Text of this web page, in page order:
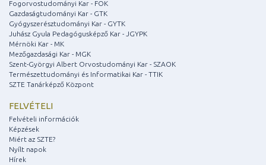
Fogorvostudományi Kar - FOK
Gazdaságtudományi Kar - GTK
Gyógyszerésztudományi Kar - GYTK
Juhász Gyula Pedagógusképző Kar - JGYPK
Mérnöki Kar - MK
Mezőgazdasági Kar - MGK
Szent-Györgyi Albert Orvostudományi Kar - SZAOK
Természettudományi és Informatikai Kar - TTIK
SZTE Tanárképző Központ
FELVÉTELI
Felvételi információk
Képzések
Miért az SZTE?
Nyílt napok
Hírek